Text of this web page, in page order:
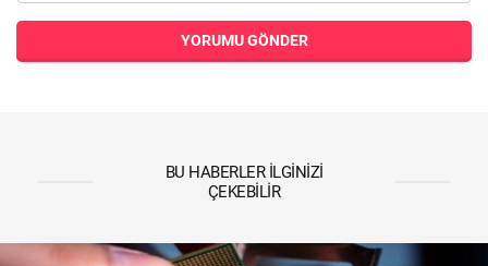
YORUMU GÖNDER
BU HABERLER İLGINIZI
ÇEKEBILIR